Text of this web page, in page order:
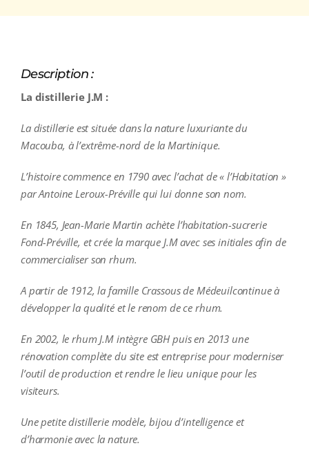
Description :
La distillerie J.M :
Ladistillerie est située dans la nature luxuriante du
Macouba, à l’extrême-nord de la Martinique.
L’histoire commence en 1790 avec l’achat de « l’Habitation »
par Antoine Leroux-Préville qui lui donne son nom.
En 1845, Jean-Marie Martin achète l’habitation-sucrerie
Fond-Préville, et crée la marque J.M avec ses initiales afin de
commercialiser son rhum.
A partir de 1912, la famille Crassous de Médeuilcontinue à
développer la qualité et le renom de ce rhum.
En 2002, le rhum J.M intègre GBH puis en 2013 une
rénovation complète du site est entreprise pour moderniser
l’outil de production et rendre le lieu unique pour les
visiteurs.
Une petite distillerie modèle, bijou d’intelligence et
d’harmonie avec la nature.